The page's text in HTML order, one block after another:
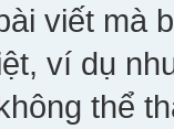
viết mà
ví dụ
thể